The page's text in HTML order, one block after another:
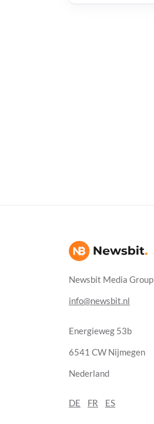
Newsbit Media Group
info@newsbit.nl
Energieweg 53b
6541 CW Nijmegen
Nederland
DE FR ES